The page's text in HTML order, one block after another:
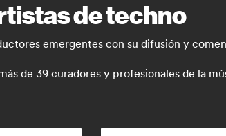
de techno
emergentes con su difusión y
de 39 curadores y profesionales de la